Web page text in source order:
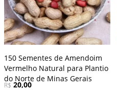
150 Sementes de Amendoim
Vermelho Natural para Plantio
do Norte de Minas Gerais
R$ 20,00